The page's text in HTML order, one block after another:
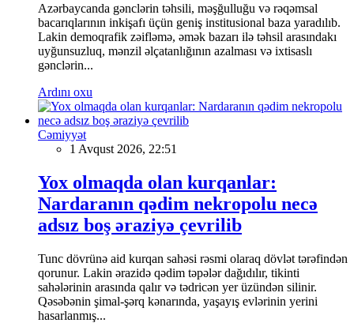
Azərbaycanda gənclərin təhsili, məşğulluğu və rəqəmsal
bacarıqlarının inkişafı üçün geniş institusional baza yaradılıb.
Lakin demoqrafik zəifləmə, əmək bazarı ilə təhsil arasındakı
uyğunsuzluq, mənzil əlçatanlığının azalması və ixtisaslı
gənclərin...
Ardını oxu
Cəmiyyət
1 Avqust 2026, 22:51
Yox olmaqda olan kurqanlar:
Nardaranın qədim nekropolu necə
adsız boş əraziyə çevrilib
Tunc dövrünə aid kurqan sahəsi rəsmi olaraq dövlət tərəfindən
qorunur. Lakin ərazidə qədim təpələr dağıdılır, tikinti
sahələrinin arasında qalır və tədricən yer üzündən silinir.
Qəsəbənin şimal-şərq kənarında, yaşayış evlərinin yerini
hasarlanmış...